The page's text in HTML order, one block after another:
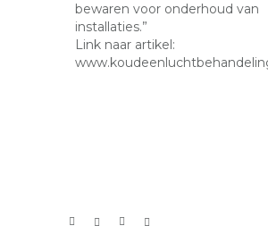
bewaren voor onderhoud van
installaties.”
Link naar artikel: